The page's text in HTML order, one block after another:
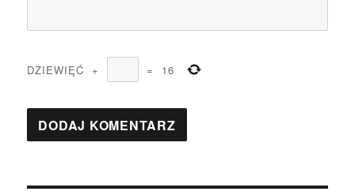
DZIEWIĘĆ + = 16